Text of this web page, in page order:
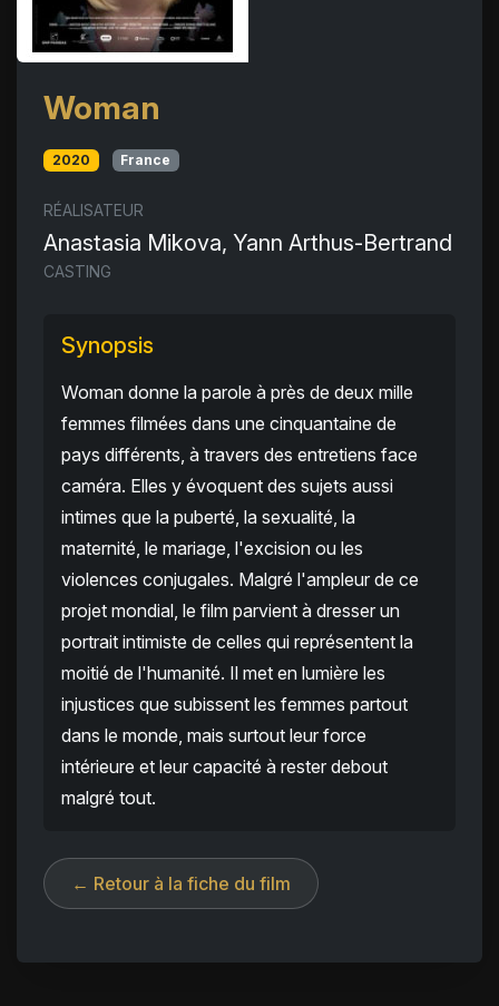
Woman
2020 France
RÉALISATEUR
Anastasia Mikova, Yann Arthus-Bertrand
CASTING
Synopsis
Woman donne la parole à près de deux mille
femmes filmées dans une cinquantaine de
pays différents, à travers des entretiens face
caméra. Elles y évoquent des sujets aussi
intimes que la puberté, la sexualité, la
maternité, le mariage, l'excision ou les
violences conjugales. Malgré l'ampleur de ce
projet mondial, le film parvient à dresser un
portrait intimiste de celles qui représentent la
moitié de l'humanité. Il met en lumière les
injustices que subissent les femmes partout
dans le monde, mais surtout leur force
intérieure et leur capacité à rester debout
malgré tout.
← Retour à la fiche du film